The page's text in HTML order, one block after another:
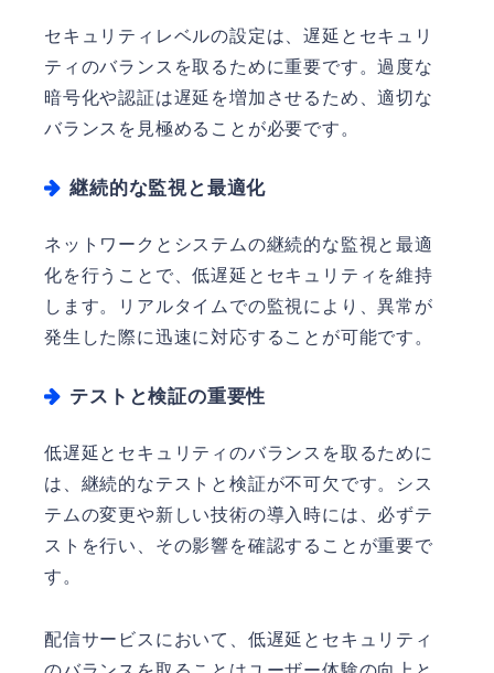
セキュリティレベルの設定は、遅延とセキュリ
ティのバランスを取るために重要です。過度な
暗号化や認証は遅延を増加させるため、適切な
バランスを見極めることが必要です。
継続的な監視と最適化
ネットワークとシステムの継続的な監視と最適
化を行うことで、低遅延とセキュリティを維持
します。リアルタイムでの監視により、異常が
発生した際に迅速に対応することが可能です。
テストと検証の重要性
低遅延とセキュリティのバランスを取るために
は、継続的なテストと検証が不可欠です。シス
テムの変更や新しい技術の導入時には、必ずテ
ストを行い、その影響を確認することが重要で
す。
配信サービスにおいて、低遅延とセキュリティ